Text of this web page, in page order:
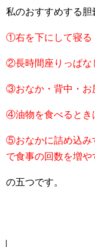
私のおすすめする胆
①右を下にして寝る
②長時間座りっぱな
③おなか・背中・お
④油物を食べるとき
⑤おなかに詰め込み
で食事の回数を増や
の五つです。